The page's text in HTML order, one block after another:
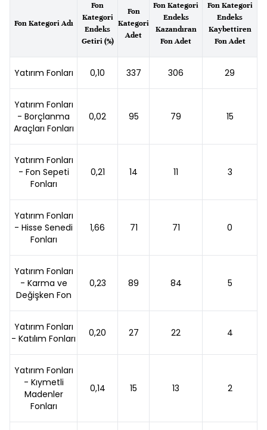
Fon Kategori Adı
Fon
Kategori
Endeks
Getiri (%)
Fon
Kategori
Adet
Fon Kategori
Endeks
Kazandıran
Fon Adet
Fon Kategori
Endeks
Kaybettiren
Fon Adet
Yatırım Fonları 0,10 337 306 29
Yatırım Fonları
- Borçlanma
Araçları Fonları
0,02 95 79 15
Yatırım Fonları
- Fon Sepeti
Fonları
0,21 14 11 3
Yatırım Fonları
- Hisse Senedi
Fonları
1,66 71 71 0
Yatırım Fonları
- Karma ve
Değişken Fon
0,23 89 84 5
Yatırım Fonları
- Katılım Fonları
0,20 27 22 4
Yatırım Fonları
- Kıymetli
Madenler
Fonları
0,14 15 13 2